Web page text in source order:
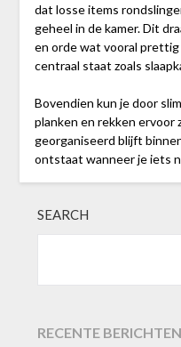
dat losse items
geheel in de kamer. Dit
en orde wat vooral
centraal staat zoals
Bovendien kun je door
planken en rekken ervoor
georganiseerd blijft
ontstaat wanneer je iets
SEARCH
RECENTE BERICHTEN